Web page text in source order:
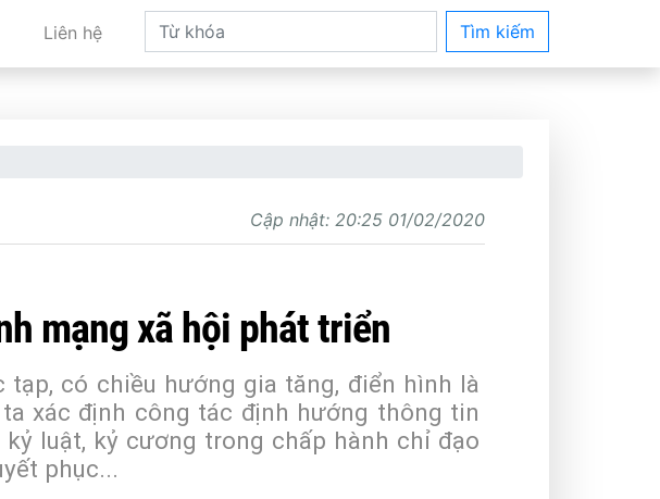
Liên hệ Tìm kiếm
Cập nhật: 20:25 01/02/2020
mạng xã hội phát triển
có chiều hướng gia tăng, điển hình là
xác định công tác định hướng thông tin
luật, kỷ cương trong chấp hành chỉ đạo
phục...